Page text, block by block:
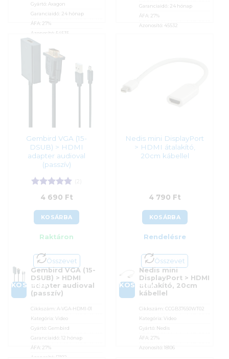
Gyártó:Axagon
Garanciaidő: 24 hónap
ÁFA: 27%
Azonosító: 54535
4 390Ft
Garanciaidő: 24 hónap
ÁFA: 27%
Azonosító: 45532
Gembird VGA (15-
DSUB) > HDMI
adapter audioval
(passzív)
Értékelés:5
/ 54 690 Ft
KOSÁRBA
Raktáron
Összevet
KOSÁRBA
Gembird VGA (15-
DSUB) > HDMI
adapter audioval
(passzív)
Cikkszám: A-VGA-HDMI-01
Kategória:Video
Gyártó:Gembird
Garanciaidő:12 hónap
ÁFA: 27%
Azonosító: 51182
Nedis mini DisplayPort
> HDMI átalakító,
20cm kábellel
4 790 Ft
KOSÁRBA
Rendelésre
Összevet
KOSÁRBA
Nedis mini
DisplayPort > HDMI
átalakító, 20cm
kábellel
Cikkszám: CCGB37650WT02
Kategória: Video
Gyártó: Nedis
ÁFA: 27%
Azonosító: 18106